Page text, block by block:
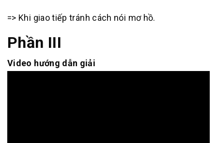
=> Khi giao tiếp tránh cách nói mơ hồ.
Phần III
Video hướng dẫn giải